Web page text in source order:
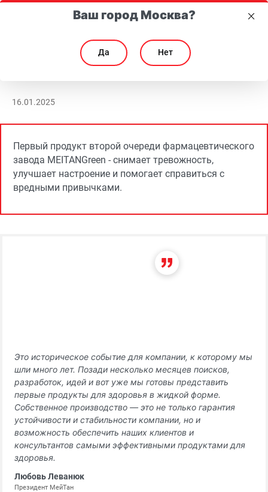
Компания МейТан расширила собственное производство на Алтае
16.01.2025
Первый продукт второй очереди фармацевтического
завода MEITANGreen - снимает тревожность,
улучшает настроение и помогает справиться с
вредными привычками.
Это историческое событие для компании, к которому мы
шли много лет. Позади несколько месяцев поисков,
разработок, идей и вот уже мы готовы представить
первые продукты для здоровья в жидкой форме.
Собственное производство — это не только гарантия
устойчивости и стабильности компании, но и
возможность обеспечить наших клиентов и
консультантов самыми эффективными продуктами для
здоровья.
Любовь Леванюк
Президент МейТан
Ваш город Москва?
Да Нет